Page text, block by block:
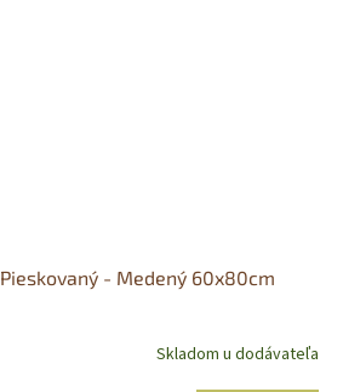
- Medený 60x80cm
Skladom u dodávateľa